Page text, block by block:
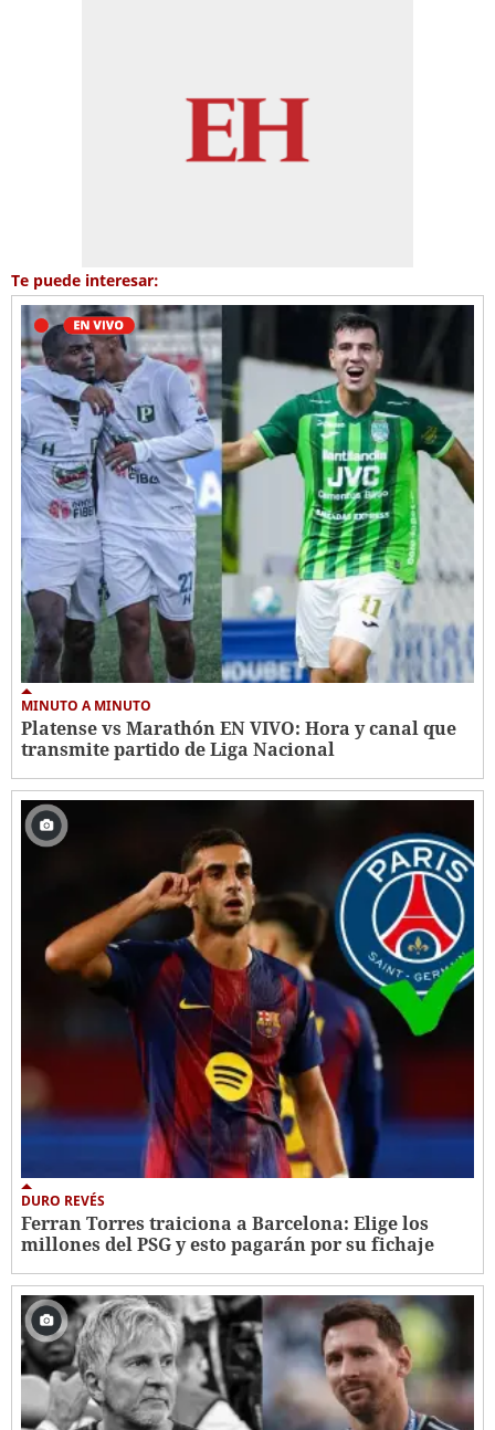
Te puede interesar:
MINUTO A MINUTO
Platense vs Marathón EN VIVO: Hora y canal que
transmite partido de Liga Nacional
DURO REVÉS
Ferran Torres traiciona a Barcelona: Elige los
millones del PSG y esto pagarán por su fichaje